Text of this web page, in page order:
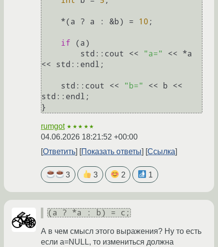
    *(a ? a : &b) =
10 ;
if (a)
        std::cout <<
"a="
<< *a
<< std::endl;
    std::cout <<
"b="
<< b <<
std::endl;
rumgot ★★★★★
04.06.2026 18:21:52 +00:00
Ответить
Показать ответы Ссылка
3 3 2 1
(a ? *a : b) = c;
А в чем смысл этого выражения? Ну то есть
если a=NULL, то измениться должна